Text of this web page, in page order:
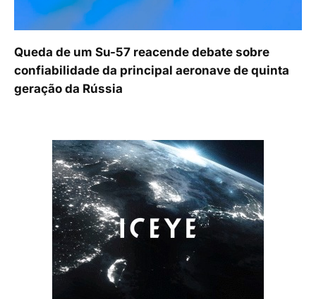
Queda de um Su-57 reacende debate sobre
confiabilidade da principal aeronave de quinta
geração da Rússia